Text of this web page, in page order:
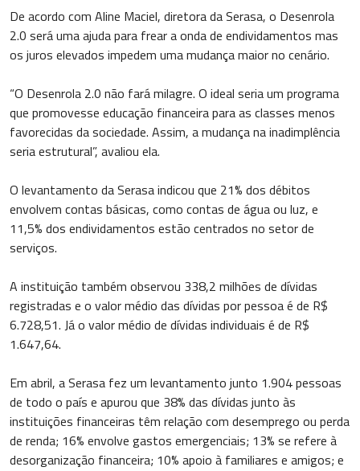
De acordo com Aline Maciel, diretora da Serasa, o Desenrola
2.0 será uma ajuda para frear a onda de endividamentos mas
os juros elevados impedem uma mudança maior no cenário.
“O Desenrola 2.0 não fará milagre. O ideal seria um programa
que promovesse educação financeira para as classes menos
favorecidas da sociedade. Assim, a mudança na inadimplência
seria estrutural”, avaliou ela.
O levantamento da Serasa indicou que 21% dos débitos
envolvem contas básicas, como contas de água ou luz, e
11,5% dos endividamentos estão centrados no setor de
serviços.
A instituição também observou 338,2 milhões de dívidas
registradas e o valor médio das dívidas por pessoa é de R$
6.728,51. Já o valor médio de dívidas individuais é de R$
1.647,64.
Em abril, a Serasa fez um levantamento junto 1.904 pessoas
de todo o país e apurou que 38% das dívidas junto às
instituições financeiras têm relação com desemprego ou perda
de renda; 16% envolve gastos emergenciais; 13% se refere à
desorganização financeira; 10% apoio à familiares e amigos; e